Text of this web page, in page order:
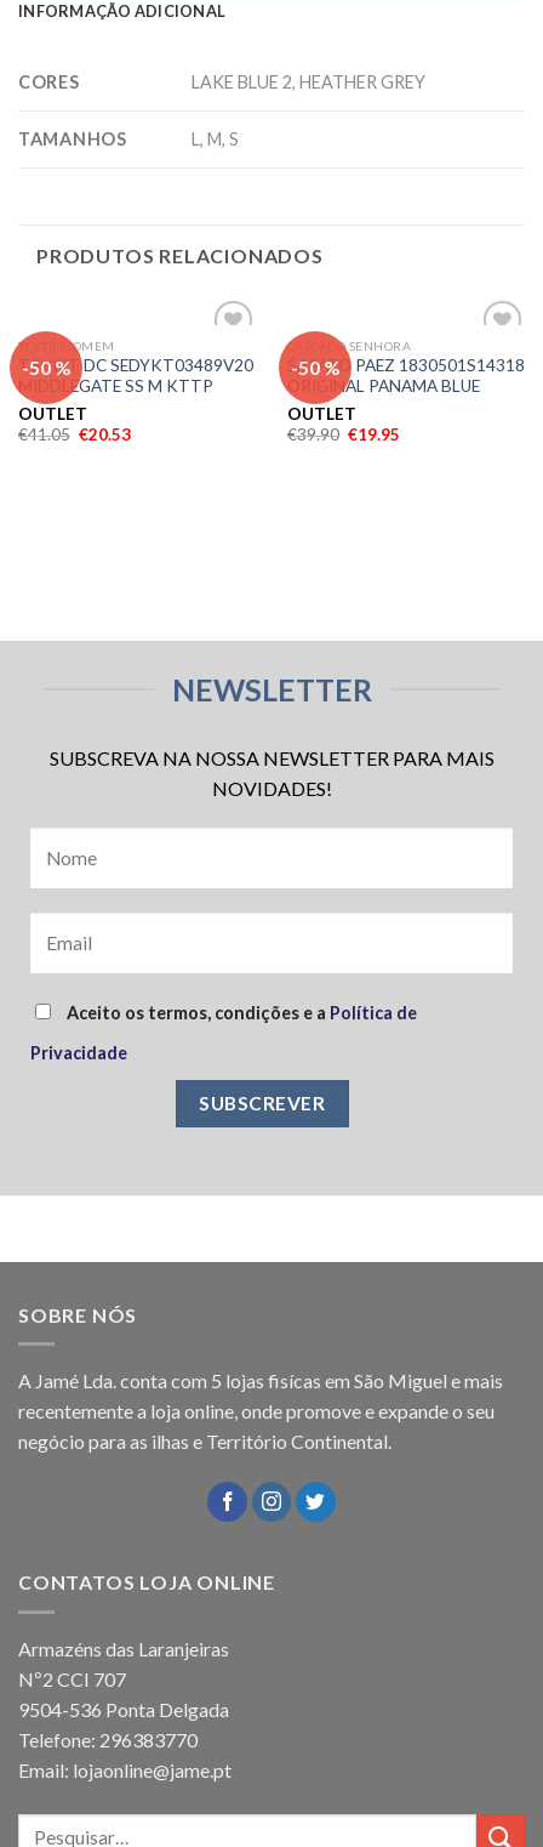
INFORMAÇÃO ADICIONAL
CORES LAKE BLUE 2, HEATHER GREY
TAMANHOS L, M, S
PRODUTOS RELACIONADOS
-50 %
aos meus
desejos
TEXTIL HOMEM
TSHIRT DC SEDYKT03489V20
MIDDLEGATE SS M KTTP
OUTLET
€41.05 €20.53
-50 %
aos meus
desejos
CALÇADO SENHORA
SAPATO PAEZ 1830501S14318
ORIGINAL PANAMA BLUE
OUTLET
€39.90 €19.95
NEWSLETTER
SUBSCREVA NA NOSSA NEWSLETTER PARA MAIS
NOVIDADES!
Aceito os termos, condições e a Política de
Privacidade
SOBRE NÓS
A Jamé Lda. conta com 5 lojas fisícas em São Miguel e mais
recentemente a loja online, onde promove e expande o seu
negócio para as ilhas e Território Continental.
CONTATOS LOJA ONLINE
Armazéns das Laranjeiras
Nº2 CCI 707
9504-536 Ponta Delgada
Telefone: 296383770
Email: lojaonline@jame.pt